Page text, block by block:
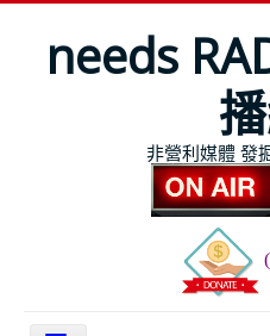
needs
非營利媒體 發